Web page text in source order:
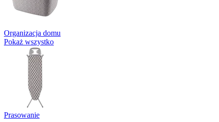
Organizacja domu
Pokaż wszystko
Prasowanie